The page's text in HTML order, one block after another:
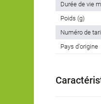
Durée de vie
Poids (g)
Numéro de
Pays d'origine